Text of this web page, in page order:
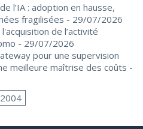
l’IA : adoption en hausse,
fragilisées - 29/07/2026
de l’activité
- 29/07/2026
pour une supervision
meilleure maîtrise des coûts -
2004